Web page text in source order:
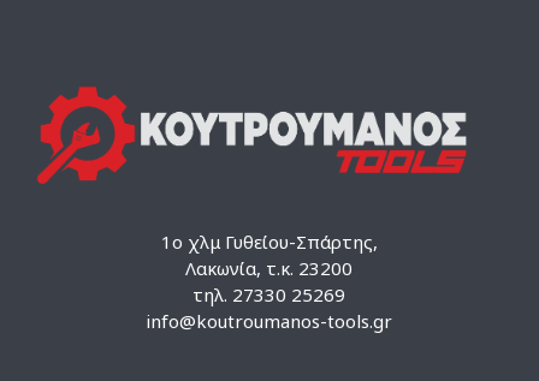
1ο χλμ Γυθείου-Σπάρτης,
Λακωνία, τ.κ. 23200
τηλ. 27330 25269
info@koutroumanos-tools.gr